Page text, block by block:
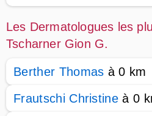
Les Dermatologues les
Tscharner Gion G.
Berther Thomas à 0 km
Frautschi Christine à 0